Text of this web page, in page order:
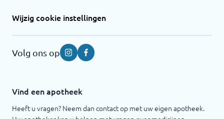
Wijzig cookie instellingen
Volg ons op InstagramFacebook
Vind een apotheek
Heeft u vragen? Neem dan contact op met uw eigen apotheek.